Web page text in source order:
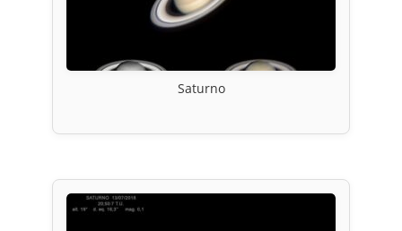
Saturno